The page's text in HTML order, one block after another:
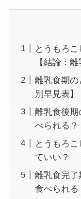
とうもろ
【結論：
離乳食期の
別早見表】
離乳食後期
べられる？
とうもろ
ていい？
離乳食完
食べられる